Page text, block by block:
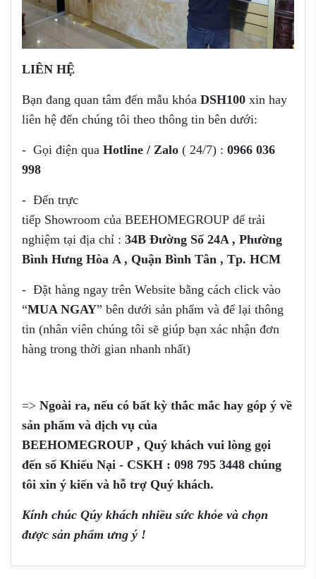
LIÊN HỆ
Bạn đang quan tâm đến mẫu khóa DSH100 xin hay
liên hệ đến chúng tôi theo thông tin bên dưới:
- Gọi điện qua Hotline / Zalo ( 24/7) : 0966 036
998
- Đến trực
tiếp Showroom của BEEHOMEGROUP để trải
nghiệm tại địa chỉ : 34B Đường Số 24A , Phường
Bình Hưng Hòa A , Quận Bình Tân , Tp. HCM
- Đặt hàng ngay trên Website bằng cách click vào
“MUA NGAY” bên dưới sản phẩm và để lại thông
tin (nhân viên chúng tôi sẽ giúp bạn xác nhận đơn
hàng trong thời gian nhanh nhất)
=> Ngoài ra, nếu có bất kỳ thắc mắc hay góp ý về
sản phẩm và dịch vụ của
BEEHOMEGROUP , Quý khách vui lòng gọi
đến số Khiếu Nại - CSKH : 098 795 3448 chúng
tôi xin ý kiến và hỗ trợ Quý khách.
Kính chúc Qúy khách nhiều sức khỏe và chọn
được sản phẩm ưng ý !